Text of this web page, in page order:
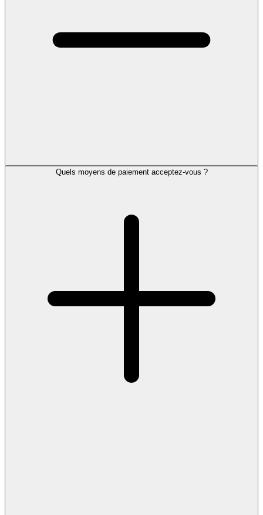
Quels moyens de paiement acceptez-vous ?